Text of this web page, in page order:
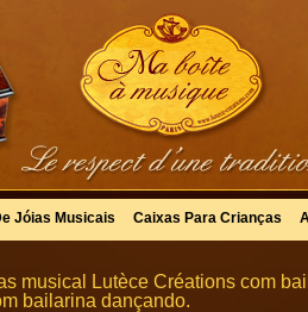
Jóias Musicais Caixas Para Crianças
musical Lutèce Créations com
bailarina dançando.